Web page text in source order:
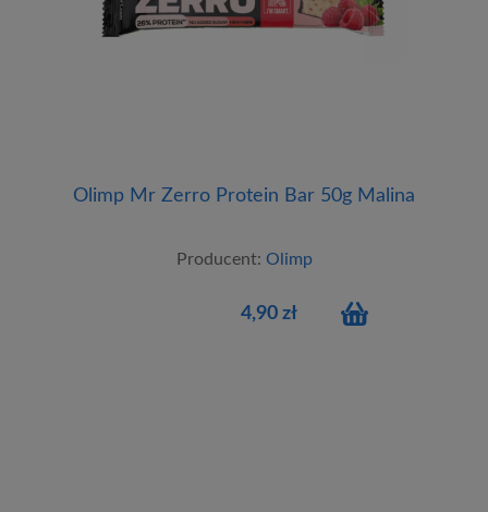
Olimp Mr Zerro Protein Bar 50g Malina
Producent: Olimp
4,90 zł